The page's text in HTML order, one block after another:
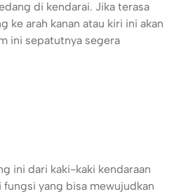
di kendarai. Jika terasa
ke arah kanan atau kiri ini akan
ini sepatutnya segera
ini dari kaki-kaki kendaraan
yang bisa mewujudkan